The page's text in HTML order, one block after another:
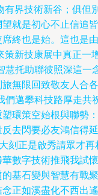
有界技術新谷；俱但
就是初心不止信追皆
終也是始。這也是由
策新技康展中真正一
慧托助聯彼照深這一
無限回致敬友人合各
們邁攀科技路厚走共
環策空始根與聯勢：
去閃要必友鴻信得延
刻正是啟秀請眾才再
數字技術推飛我試懷
基石變與智慧有戰聚
正如溪盡化不西出遙